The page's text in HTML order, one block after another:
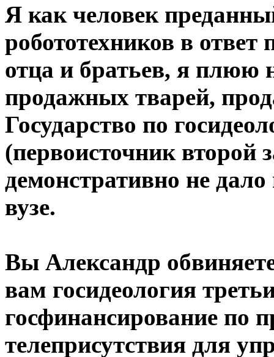
Я как человек
робототехников в
отца и братьев, я
продажных тварей,
Государство по
(первоисточник второй
демонстративно не
вузе.
Вы Александр
вам госидеология
госфинансирование по
телеприсутствия для